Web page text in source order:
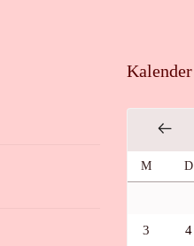
Kalender
M D
3 4